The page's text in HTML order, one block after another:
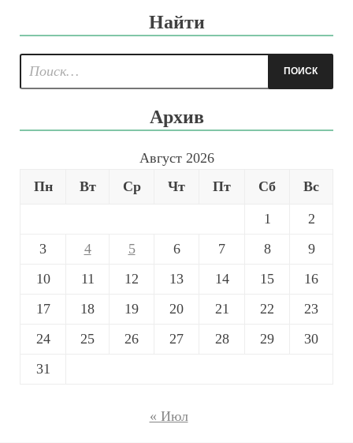
Найти
Архив
Август 2026
Пн
Вт Ср Чт Пт Сб Вс
1
2
3
4 5 6 7 8
9
10
11 12 13 14 15
16
17
18 19 20 21 22
23
24
25 26 27 28 29
30
31
« Июл